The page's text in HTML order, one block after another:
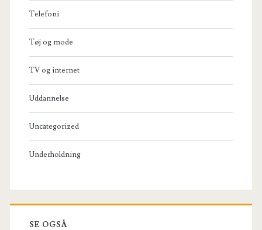
Telefoni
Tøj og mode
TV og internet
Uddannelse
Uncategorized
Underholdning
SE OGSÅ